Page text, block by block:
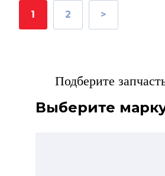
1 2 >
Подберите
Выберите